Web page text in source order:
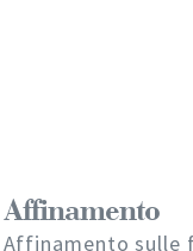
Affinamento
Affinamento sulle